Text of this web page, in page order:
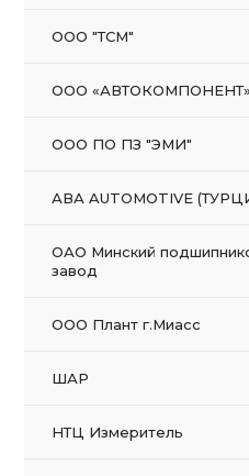
ООО "ТСМ"
ООО «АВТОКОМПОНЕНТ»
ООО ПО ПЗ "ЭМИ"
АВА AUTOMOTIVE
ОАО Минский
завод
ООО Плант г.Миасс
ШАР
НТЦ Измеритель